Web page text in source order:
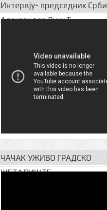
Интервју- председник
Александар ВучиЋ
ЧАЧАК УЖИВО ГРАДСКО
ШЕТАЛИШТЕ